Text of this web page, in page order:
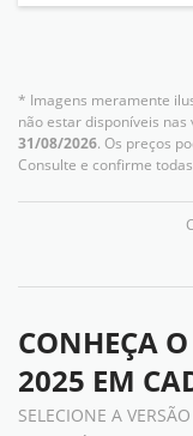
* Imagens meramente
não estar disponíveis
31/08/2026. Os preços
Consulte e confirme
CONHEÇA O
2025 EM
SELECIONE A